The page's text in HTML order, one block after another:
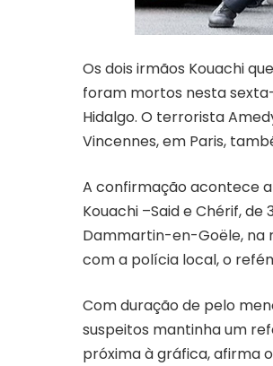
Os dois irmãos Kouachi
foram mortos nesta
Hidalgo. O terrorista
Vincennes, em Paris,
A confirmação acontece
Kouachi –Said e Chérif,
Dammartin-en-Goële, na
com a polícia local, o
Com duração de pelo
suspeitos mantinha um
próxima à gráfica, afirma